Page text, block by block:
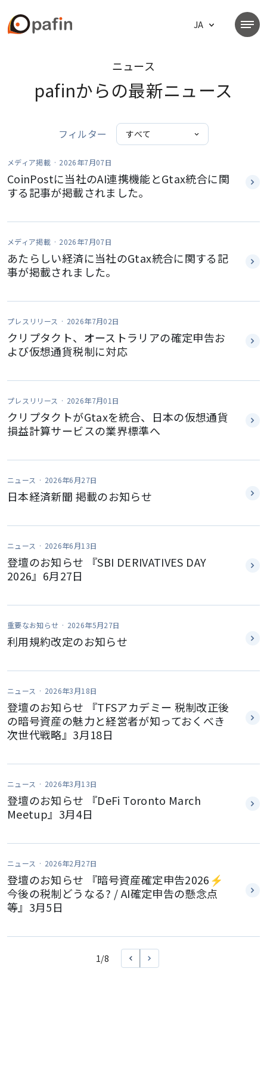
ホーム
チーム
ニュース
お問い合わせ
ニュース
pafinからの最新ニュース
フィルター
メディア掲載 · 2026年7月07日
CoinPostに当社のAI連携機能とGtax統合に関
する記事が掲載されました。
メディア掲載 · 2026年7月07日
あたらしい経済に当社のGtax統合に関する記
事が掲載されました。
プレスリリース · 2026年7月02日
クリプタクト、オーストラリアの確定申告お
よび仮想通貨税制に対応
プレスリリース · 2026年7月01日
クリプタクトがGtaxを統合、日本の仮想通貨
損益計算サービスの業界標準へ
ニュース · 2026年6月27日
日本経済新聞 掲載のお知らせ
ニュース · 2026年6月13日
登壇のお知らせ 『SBI DERIVATIVES DAY
2026』6月27日
重要なお知らせ · 2026年5月27日
利用規約改定のお知らせ
ニュース · 2026年3月18日
登壇のお知らせ 『TFSアカデミー 税制改正後
の暗号資産の魅力と経営者が知っておくべき
次世代戦略』3月18日
ニュース · 2026年3月13日
登壇のお知らせ 『DeFi Toronto March
Meetup』3月4日
ニュース · 2026年2月27日
登壇のお知らせ 『暗号資産確定申告2026⚡️
今後の税制どうなる? / AI確定申告の懸念点
等』3月5日
1/8